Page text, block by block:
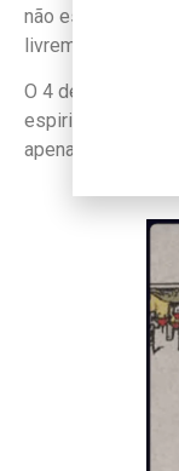
não está
livremente em sua
O 4 de Ouros nos
espiritualidade
apenas controle.